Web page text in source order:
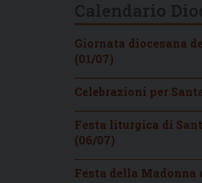
Giornata diocesana
(01/07)
Celebrazioni per
Festa liturgica di
(06/07)
Festa della Madonna